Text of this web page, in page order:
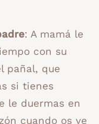
: A mamá le
con su
pañal, que
si tienes
le duermas en
cuando os ve